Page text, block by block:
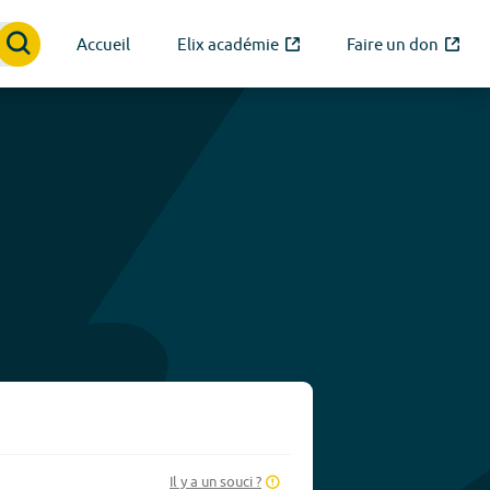
Accueil Elix académie Faire un don
Il y a un souci ?